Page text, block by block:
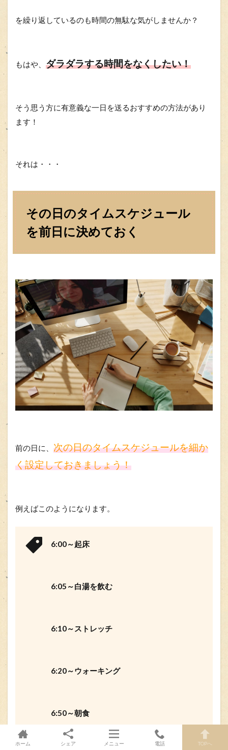
を繰り返しているのも時間の無駄な気がしませんか？
もはや、 ダラダラする時間をなくしたい！
そう思う方に有意義な一日を送るおすすめの方法があり
ます！
それは・・・
その日のタイムスケジュール
を前日に決めておく
前の日に、 次の日のタイムスケジュールを細か
く設定しておきましょう！
例えばこのようになります。
6:00～起床
6:05～白湯を飲む
6:10～ストレッチ
6:20～ウォーキング
6:50～朝食
ホーム シェア メニュー 電話 TOPへ